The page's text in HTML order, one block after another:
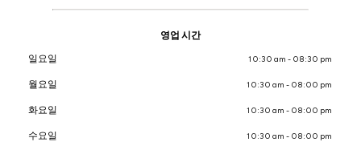
영업 시간
일요일 10:30 am - 08:30 pm
월요일 10:30 am - 08:00 pm
화요일 10:30 am - 08:00 pm
수요일 10:30 am - 08:00 pm